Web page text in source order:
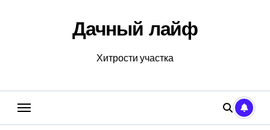
Дачный лайф
Хитрости участка